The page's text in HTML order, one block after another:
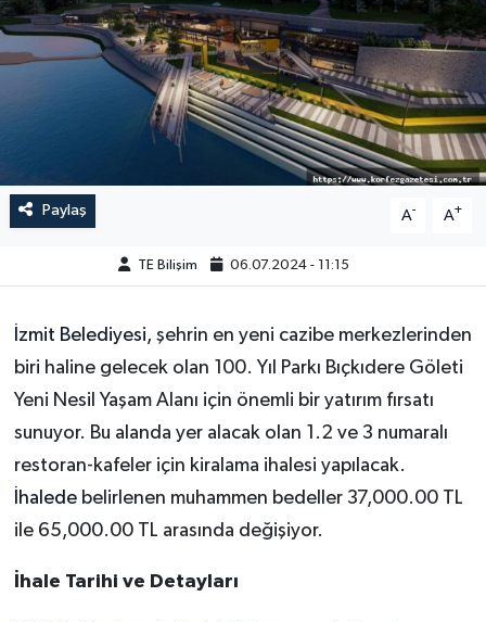
Paylaş A- A+
TE Bilişim 06.07.2024 - 11:15
İzmit Belediyesi, şehrin en yeni cazibe merkezlerinden
biri haline gelecek olan 100. Yıl Parkı Bıçkıdere Göleti
Yeni Nesil Yaşam Alanı için önemli bir yatırım fırsatı
sunuyor. Bu alanda yer alacak olan 1.2 ve 3 numaralı
restoran-kafeler için kiralama ihalesi yapılacak.
İhaledebelirlenen muhammen bedeller 37,000.00 TL
ile 65,000.00 TL arasında değişiyor.
İhale Tarihi ve Detayları